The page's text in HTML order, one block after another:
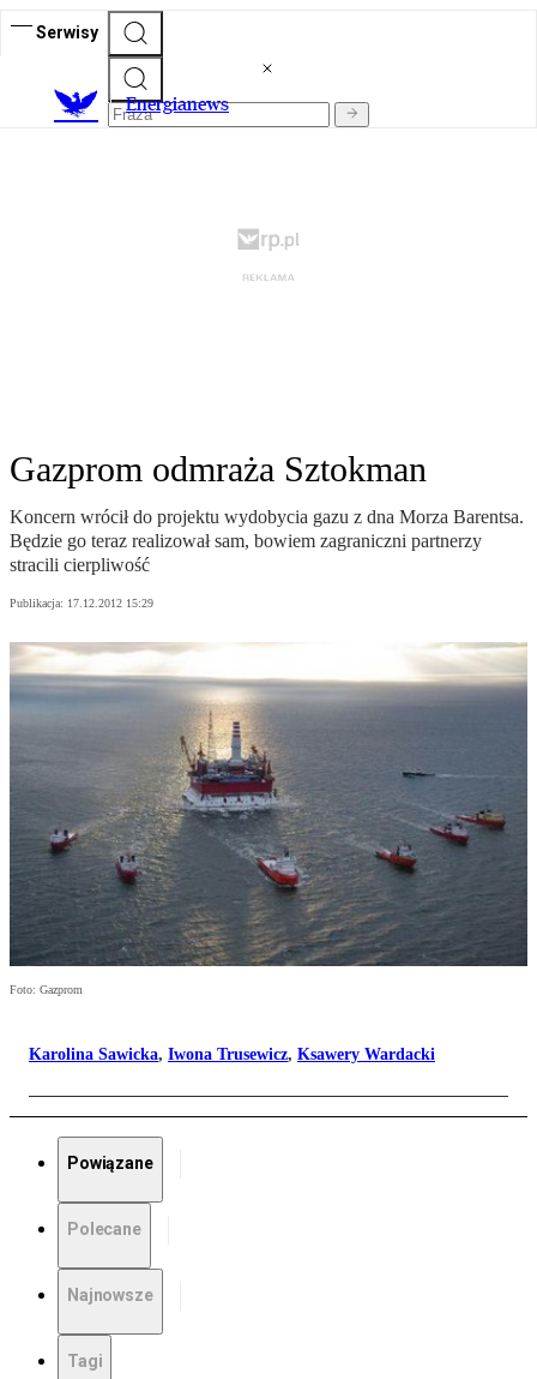
Serwisy
Energianews
Gazprom odmraża Sztokman
Koncern wrócił do projektu wydobycia gazu z dna Morza Barentsa.
Będzie go teraz realizował sam, bowiem zagraniczni partnerzy
stracili cierpliwość
Publikacja: 17.12.2012 15:29
Foto: Gazprom
Karolina Sawicka, Iwona Trusewicz, Ksawery Wardacki
Powiązane
Polecane
Najnowsze
Tagi